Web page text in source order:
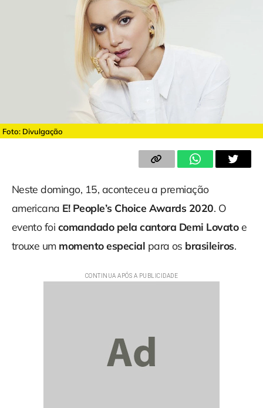
Foto: Divulgação
Neste domingo, 15, aconteceu a premiação
americana E! People’s Choice Awards 2020. O
evento foi comandado pela cantora Demi Lovatoe
trouxe um momento especial para os brasileiros.